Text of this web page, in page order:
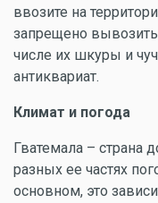
ввозите на
запрещено
числе их шкуры и
антиквариат.
Климат и погода
Гватемала – страна
разных ее частях
основном, это